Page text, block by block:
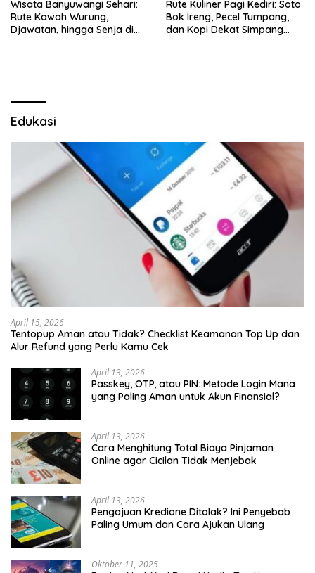
Wisata Banyuwangi Sehari:
Rute Kawah Wurung,
Djawatan, hingga Senja di
Rute Kuliner Pagi Kediri: Soto
Bok Ireng, Pecel Tumpang,
dan Kopi Dekat Simpang
Edukasi
April 15, 2026
Tentopup Aman atau Tidak? Checklist Keamanan Top Up dan
Alur Refund yang Perlu Kamu Cek
April 13, 2026
Passkey, OTP, atau PIN: Metode Login Mana
yang Paling Aman untuk Akun Finansial?
April 13, 2026
Cara Menghitung Total Biaya Pinjaman
Online agar Cicilan Tidak Menjebak
April 13, 2026
Pengajuan Kredione Ditolak? Ini Penyebab
Paling Umum dan Cara Ajukan Ulang
Oktober 11, 2025